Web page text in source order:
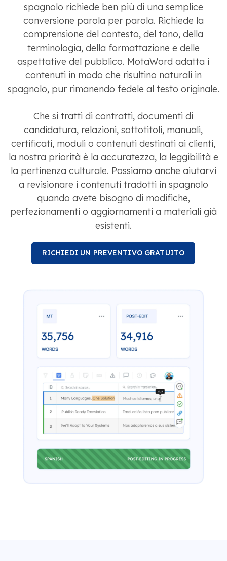
spagnolo richiede ben più di una semplice
conversione parola per parola. Richiede la
comprensione del contesto, del tono, della
terminologia, della formattazione e delle
aspettative del pubblico. MotaWord adatta i
contenuti in modo che risultino naturali in
spagnolo, pur rimanendo fedele al testo originale.
Che si tratti di contratti, documenti di
candidatura, relazioni, sottotitoli, manuali,
certificati, moduli o contenuti destinati ai clienti,
la nostra priorità è la accuratezza, la leggibilità e
la pertinenza culturale. Possiamo anche aiutarvi
a revisionare i contenuti tradotti in spagnolo
quando avete bisogno di modifiche,
perfezionamenti o aggiornamenti a materiali già
esistenti.
RICHIEDI UN PREVENTIVO GRATUITO